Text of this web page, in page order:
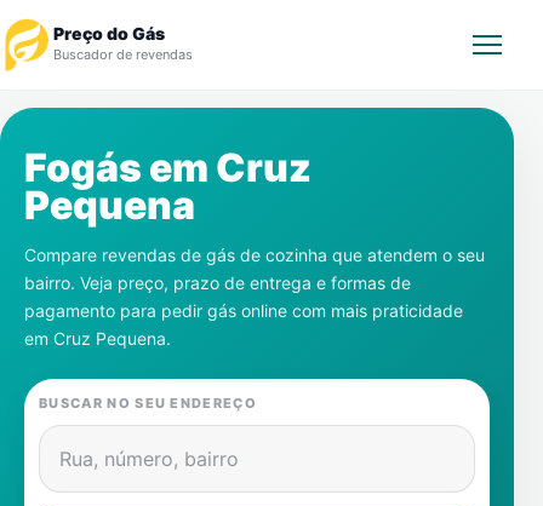
Preço do Gás
Buscador de revendas
Revendedor
Notícias
Cadastre-se
Gás
Contatos
Fogás em Cruz
Pequena
Compare revendas de gás de cozinha que atendem o seu
bairro. Veja preço, prazo de entrega e formas de
pagamento para pedir gás online com mais praticidade
em Cruz Pequena.
BUSCAR NO SEU ENDEREÇO
Rua, número, bairro